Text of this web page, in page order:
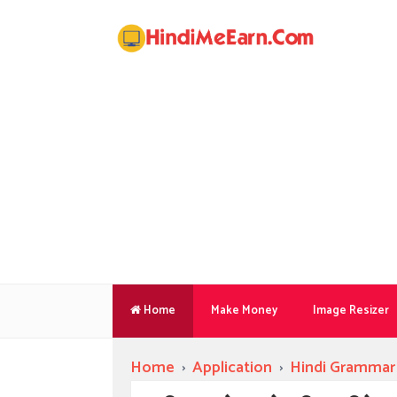
Home Make Money Image Resizer
Home › Application › Hindi Grammar